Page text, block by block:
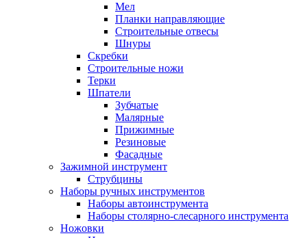
Мел
Планки направляющие
Строительные отвесы
Шнуры
Скребки
Строительные ножи
Терки
Шпатели
Зубчатые
Малярные
Прижимные
Резиновые
Фасадные
Зажимной инструмент
Струбцины
Наборы ручных инструментов
Наборы автоинструмента
Наборы столярно-слесарного инструмента
Ножовки